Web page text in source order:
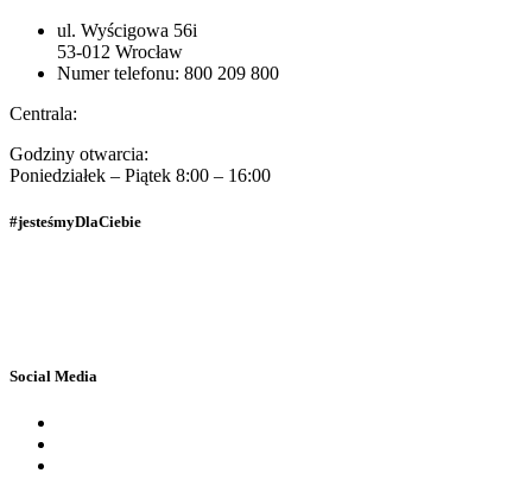
Opinie
Klientów
ul. Wyścigowa 56i
53-012 Wrocław
Numer telefonu: 800 209 800
Centrala:
Godziny otwarcia:
Poniedziałek – Piątek 8:00 – 16:00
#jesteśmyDlaCiebie
Social Media